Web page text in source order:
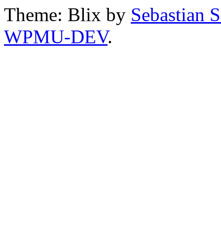
Theme: Blix by Sebastian
WPMU-DEV.